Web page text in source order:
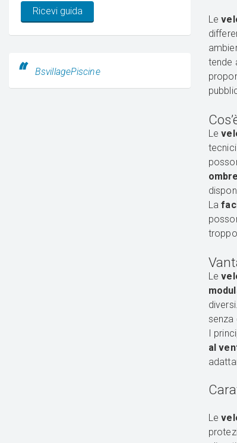
Le
tende
Le
La
Le
senza
I
al
Le
Ricevi guida
BsvillagePiscine